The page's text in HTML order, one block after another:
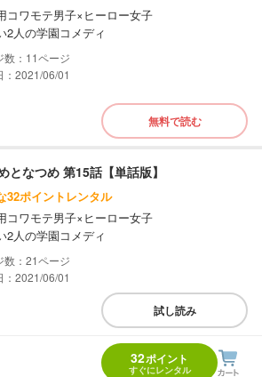
コワモテ男子×ヒーロー女子
2人の学園コメディ
11
：2021/06/01
無料で読む
となつめ 第15話【単話版】
32ポイントレンタル
コワモテ男子×ヒーロー女子
2人の学園コメディ
21
：2021/06/01
試し読み
32ポイント
すぐにレンタル